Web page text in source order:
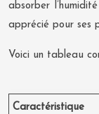
absorber
apprécié pour ses
Voici un tableau
Caractéristique